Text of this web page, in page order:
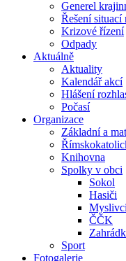
Generel
Řešení situací
Krizové řízení
Odpady
Aktuálně
Aktuality
Kalendář akcí
Hlášení
Počasí
Organizace
Základní a
Knihovna
Spolky v obci
Sokol
Hasiči
Myslivci
ČČK
Sport
Fotogalerie